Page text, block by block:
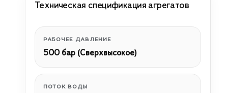
Техническая спецификация агрегатов
РАБОЧЕЕ ДАВЛЕНИЕ
500 бар (Сверхвысокое)
ПОТОК ВОДЫ